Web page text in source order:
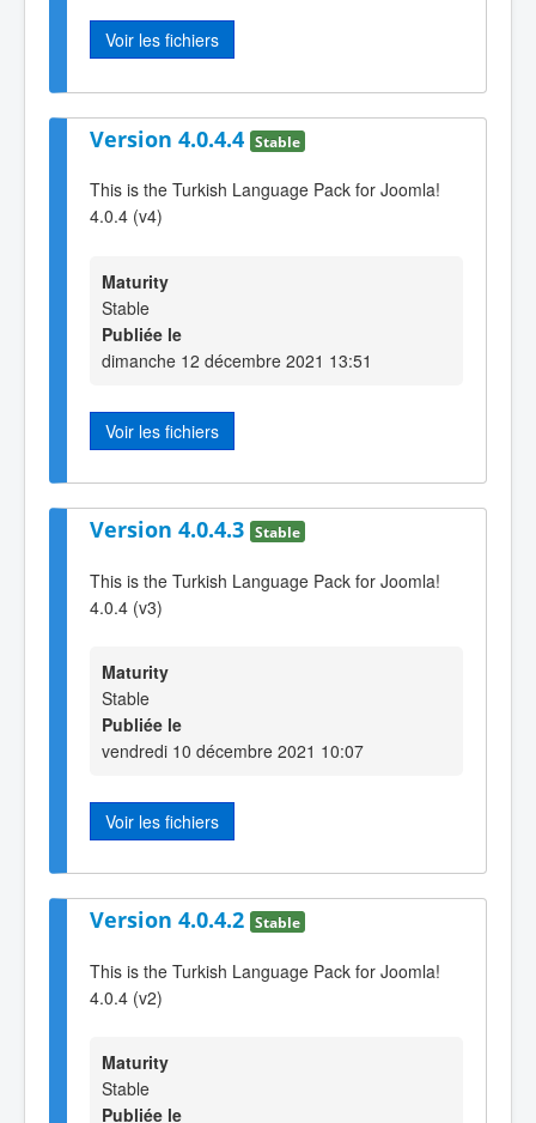
Voir les fichiers
Version 4.0.4.4 Stable
This is the Turkish Language Pack for Joomla!
4.0.4 (v4)
Maturity
Stable
Publiée le
dimanche 12 décembre 2021 13:51
Voir les fichiers
Version 4.0.4.3 Stable
This is the Turkish Language Pack for Joomla!
4.0.4 (v3)
Maturity
Stable
Publiée le
vendredi 10 décembre 2021 10:07
Voir les fichiers
Version 4.0.4.2 Stable
This is the Turkish Language Pack for Joomla!
4.0.4 (v2)
Maturity
Stable
Publiée le